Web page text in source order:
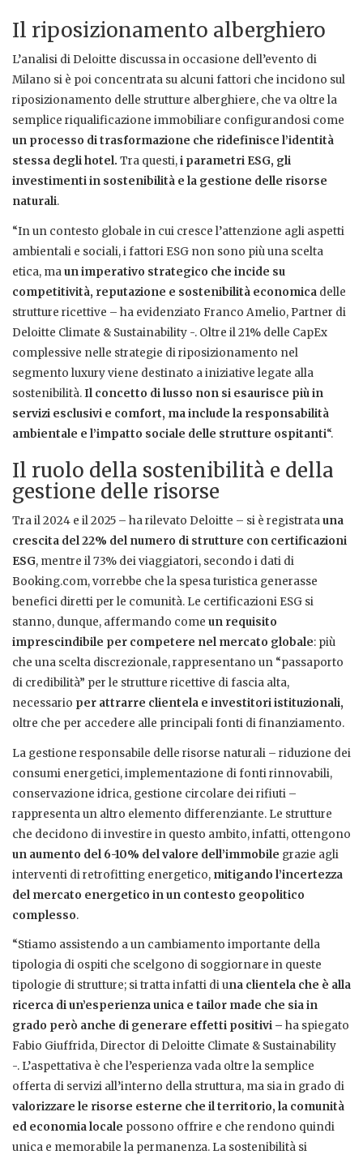
Il riposizionamento alberghiero
L’analisi di Deloitte discussa in occasione dell’evento di
Milano si è poi concentrata su alcuni fattori che incidono sul
riposizionamento delle strutture alberghiere, che va oltre la
semplice riqualificazione immobiliare configurandosi come
un processo di trasformazione che ridefinisce l’identità
stessa degli hotel. Tra questi,i parametri ESG, gli
investimenti in sostenibilità e la gestione delle risorse
naturali.
“In un contesto globale in cui cresce l’attenzione agli aspetti
ambientali e sociali, i fattori ESG non sono più una scelta
etica, maun imperativo strategico che incide su
competitività, reputazione e sostenibilità economica delle
strutture ricettive – ha evidenziato Franco Amelio, Partner di
Deloitte Climate & Sustainability -. Oltre il 21% delle CapEx
complessive nelle strategie di riposizionamento nel
segmento luxury viene destinato a iniziative legate alla
sostenibilità.Il concetto di lusso non si esaurisce più in
servizi esclusivi e comfort, ma include la responsabilità
ambientale e l’impatto sociale delle strutture ospitanti“.
Il ruolo della sostenibilità e della
gestione delle risorse
Tra il 2024 e il 2025 – ha rilevato Deloitte – si è registratauna
crescita del 22% del numero di strutture con certificazioni
ESG, mentre il 73% dei viaggiatori, secondo i dati di
Booking.com, vorrebbe che la spesa turistica generasse
benefici diretti per le comunità. Le certificazioni ESG si
stanno, dunque, affermando come un requisito
imprescindibile per competere nel mercato globale: più
che una scelta discrezionale, rappresentano un “passaporto
di credibilità” per le strutture ricettive di fascia alta,
necessario per attrarre clientela e investitori istituzionali,
oltre che per accedere alle principali fonti di finanziamento.
La gestione responsabile delle risorse naturali – riduzione dei
consumi energetici, implementazione di fonti rinnovabili,
conservazione idrica, gestione circolare dei rifiuti –
rappresenta un altro elemento differenziante. Le strutture
che decidono di investire in questo ambito, infatti, ottengono
un aumento del 6-10% del valore dell’immobile grazie agli
interventi di retrofitting energetico, mitigando l’incertezza
del mercato energetico in un contesto geopolitico
complesso.
“Stiamo assistendo a un cambiamento importante della
tipologia di ospiti che scelgono di soggiornare in queste
tipologie di strutture; si tratta infatti di una clientela che è alla
ricerca di un’esperienza unica e tailor made che sia in
grado però anche di generare effetti positivi – ha spiegato
Fabio Giuffrida, Director di Deloitte Climate & Sustainability
-. L’aspettativa è che l’esperienza vada oltre la semplice
offerta di servizi all’interno della struttura, ma sia in grado di
valorizzare le risorse esterne che il territorio, la comunità
ed economia locale possono offrire e che rendono quindi
unica e memorabile la permanenza. La sostenibilità si